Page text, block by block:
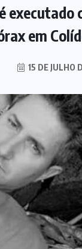
executado
em
15 DE JULHO